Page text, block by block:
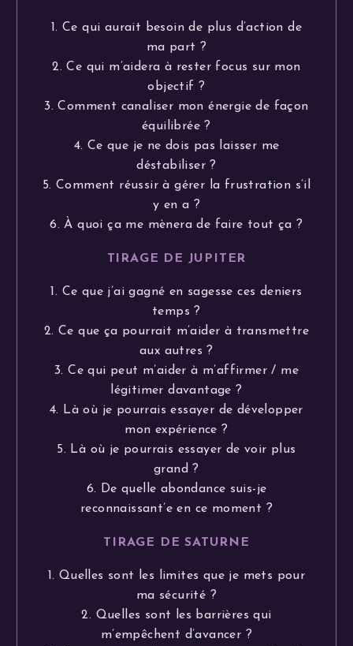
1. Ce qui aurait besoin de plus d’action de
ma part ?
2. Ce qui m’aidera à rester focus sur mon
objectif ?
3. Comment canaliser mon énergie de façon
équilibrée ?
4. Ce que je ne dois pas laisser me
déstabiliser ?
5. Comment réussir à gérer la frustration s’il
y en a ?
6. À quoi ça me mènera de faire tout ça ?
TIRAGE DE JUPITER
1. Ce que j’ai gagné en sagesse ces deniers
temps ?
2. Ce que ça pourrait m’aider à transmettre
aux autres ?
3. Ce qui peut m’aider à m’affirmer / me
légitimer davantage ?
4. Là où je pourrais essayer de développer
mon expérience ?
5. Là où je pourrais essayer de voir plus
grand ?
6. De quelle abondance suis-je
reconnaissant’e en ce moment ?
TIRAGE DE SATURNE
1. Quelles sont les limites que je mets pour
ma sécurité ?
2. Quelles sont les barrières qui
m’empêchent d’avancer ?